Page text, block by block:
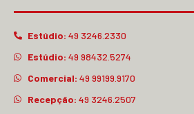
Estúdio: 49 3246.2330
Estúdio: 49 98432.5274
Comercial: 49 99199.9170
Recepção: 49 3246.2507